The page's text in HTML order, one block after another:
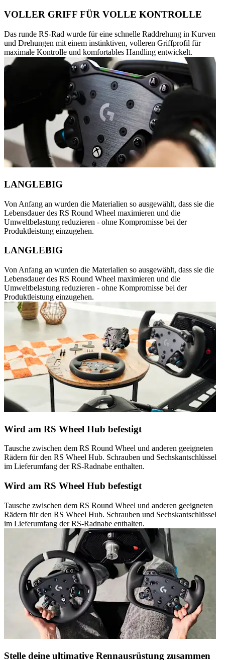
VOLLER GRIFF FÜR VOLLE KONTROLLE
Das runde RS-Rad wurde für eine schnelle Raddrehung in Kurven
und Drehungen mit einem instinktiven, volleren Griffprofil für
maximale Kontrolle und komfortables Handling entwickelt.
LANGLEBIG
Von Anfang an wurden die Materialien so ausgewählt, dass sie die
Lebensdauer des RS Round Wheel maximieren und die
Umweltbelastung reduzieren - ohne Kompromisse bei der
Produktleistung einzugehen.
LANGLEBIG
Von Anfang an wurden die Materialien so ausgewählt, dass sie die
Lebensdauer des RS Round Wheel maximieren und die
Umweltbelastung reduzieren - ohne Kompromisse bei der
Produktleistung einzugehen.
Wird am RS Wheel Hub befestigt
Tausche zwischen dem RS Round Wheel und anderen geeigneten
Rädern für den RS Wheel Hub. Schrauben und Sechskantschlüssel
im Lieferumfang der RS-Radnabe enthalten.
Wird am RS Wheel Hub befestigt
Tausche zwischen dem RS Round Wheel und anderen geeigneten
Rädern für den RS Wheel Hub. Schrauben und Sechskantschlüssel
im Lieferumfang der RS-Radnabe enthalten.
Stelle deine ultimative Rennausrüstung zusammen